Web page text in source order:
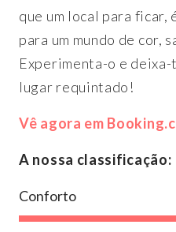
que um local para ficar,
para um mundo de cor,
Experimenta-o e
lugar requintado!
Vê agora em
A nossa classificação:
Conforto